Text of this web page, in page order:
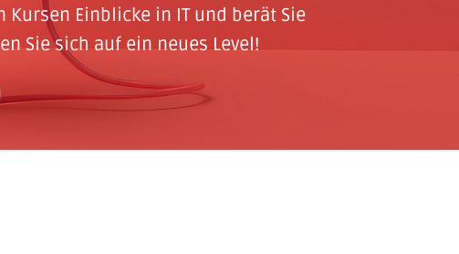
Einblicke in IT und berät Sie
Sie sich auf ein neues Level!